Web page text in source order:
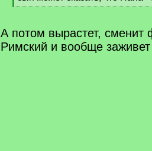
q
[
q
]
А потом вырастет,
Римский и вообще заживет